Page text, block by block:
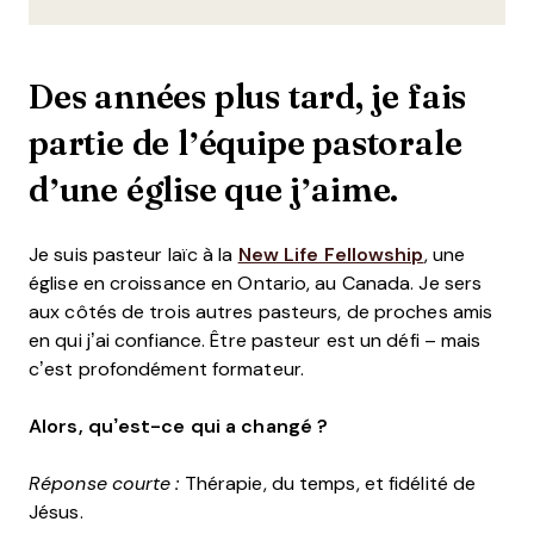
Des années plus tard, je fais
partie de l’équipe pastorale
d’une église que j’aime.
Je suis pasteur laïc à la New Life Fellowship, une
église en croissance en Ontario, au Canada. Je sers
aux côtés de trois autres pasteurs, de proches amis
en qui j’ai confiance. Être pasteur est un défi – mais
c’est profondément formateur.
Alors, qu’est-ce qui a changé ?
Réponse courte : Thérapie, du temps, et fidélité de
Jésus.